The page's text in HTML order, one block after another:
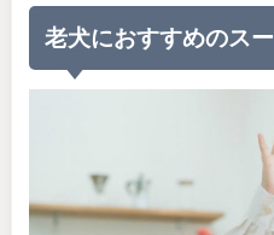
老犬におすすめのス